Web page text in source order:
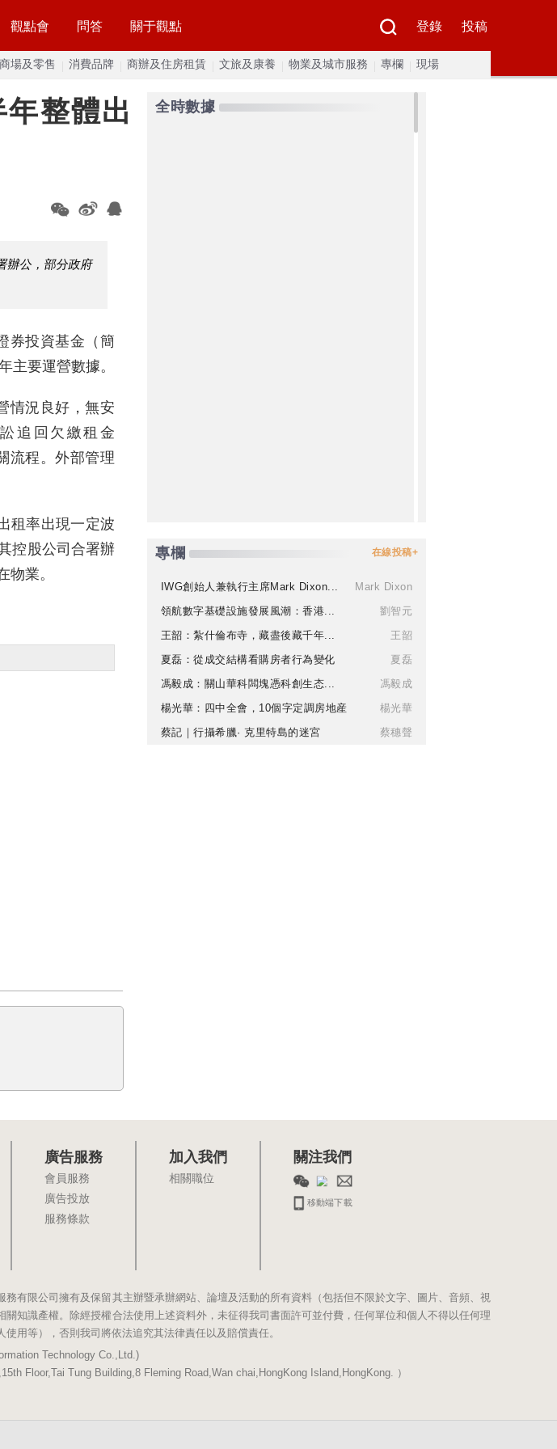
觀點會 問答 關于觀點 登錄 投稿
商場及零售 消費品牌 商辦及住房租賃 文旅及康養 物業及城市服務 專欄 現場
整體出
辦公，部分政府
券投資基金（簡
主要運營數據。
情況良好，無安
追回欠繳租金
流程。外部管理
租率出現一定波
控股公司合署辦
業。
全時數據
專欄 在線投稿+
IWG創始人兼執行主席Mark Dixon...
Mark Dixon
領航數字基礎設施發展風潮：香港...
劉智元
王韶：紮什倫布寺，藏盡後藏千年...
王韶
夏磊：從成交結構看購房者行為變化
夏磊
馮毅成：關山華科闆塊憑科創生态...
馮毅成
楊光華：四中全會，10個字定調房地産
楊光華
蔡記｜行攝希臘· 克里特島的迷宮
蔡穗聲
廣告服務
會員服務
廣告投放
服務條款
加入我們
相關職位
關注我們
移動端下載
有限公司擁有及保留其主辦暨承辦網站、論壇及活動的所有資料（包括但不限於文字、圖片、音頻、視
知識產權。除經授權合法使用上述資料外，未征得我司書面許可並付費，任何單位和個人不得以任何理
用等），否則我司將依法追究其法律責任以及賠償責任。
Technology Co.,Ltd.)
Floor,Tai Tung Building,8 Fleming Road,Wan chai,HongKong Island,HongKong. ）